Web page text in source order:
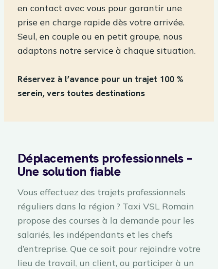
en contact avec vous pour garantir une
prise en charge rapide dès votre arrivée.
Seul, en couple ou en petit groupe, nous
adaptons notre service à chaque situation.
Réservez à l’avance pour un trajet 100 %
serein, vers toutes destinations
Déplacements professionnels –
Une solution fiable
Vous effectuez des trajets professionnels
réguliers dans la région ? Taxi VSL Romain
propose des courses à la demande pour les
salariés, les indépendants et les chefs
d’entreprise. Que ce soit pour rejoindre votre
lieu de travail, un client, ou participer à un